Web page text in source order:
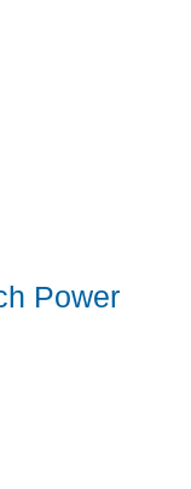
Power